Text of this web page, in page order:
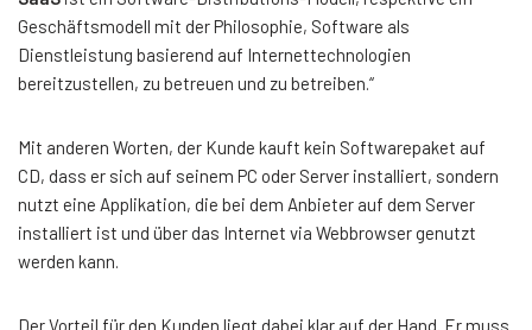
Geschäftsmodell mit der Philosophie, Software als
Dienstleistung basierend auf Internettechnologien
bereitzustellen, zu betreuen und zu betreiben.“
Mit anderen Worten, der Kunde kauft kein Softwarepaket auf
CD, dass er sich auf seinem PC oder Server installiert, sondern
nutzt eine Applikation, die bei dem Anbieter auf dem Server
installiert ist und über das Internet via Webbrowser genutzt
werden kann.
Der Vorteil für den Kunden liegt dabei klar auf der Hand. Er muss